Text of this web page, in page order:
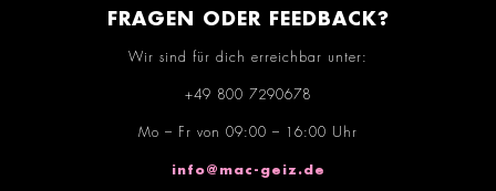
FRAGEN ODER FEEDBACK?
Wir sind für dich erreichbar unter:
+49 800 7290678
Mo – Fr von 09:00 – 16:00 Uhr
info@mac-geiz.de